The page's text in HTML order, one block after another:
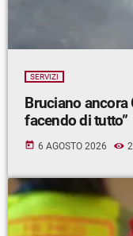
SERVIZI
Bruciano ancora
facendo di tutto”
today 6 AGOSTO 2026